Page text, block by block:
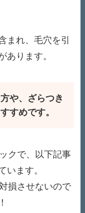
まれ、毛穴を引
あります。
や、ざらつき
すめです。
クで、以下記事
います。
損させないので